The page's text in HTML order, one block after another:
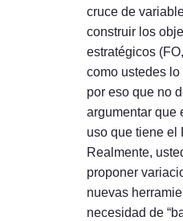
cruce de
construir los
estratégicos
como ustedes
por eso que no
argumentar que
uso que tiene el
Realmente,
proponer
nuevas
necesidad de